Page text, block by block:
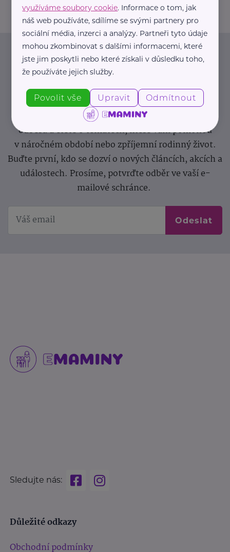
Newsletter
Pravidelný přísun novinek, inspirace na každý den,
podpora pro rodiče i sdílení zkušeností. Takový je
Newsletter webu eMaminy.cz. Přihlaste se k jeho
odběru a čtěte o tématech, které vám pomohou
v náročném období nebo zpříjemní rodinný život.
Buďte první, kdo se dozví o nových článcích, akcích a
událostech. Prosíme, potvrďte odběr ve vaší e-
mailové schránce.
Odeslat
Sledujte nás:
Důležité odkazy
Obchodní podmínky
využíváme soubory cookie. Informace o tom, jak
náš web používáte, sdílíme se svými partnery pro
sociální média, inzerci a analýzy. Partneři tyto údaje
mohou zkombinovat s dalšími informacemi, které
jste jim poskytli nebo které získali v důsledku toho,
že používáte jejich služby.
Povolit vše Upravit Odmítnout